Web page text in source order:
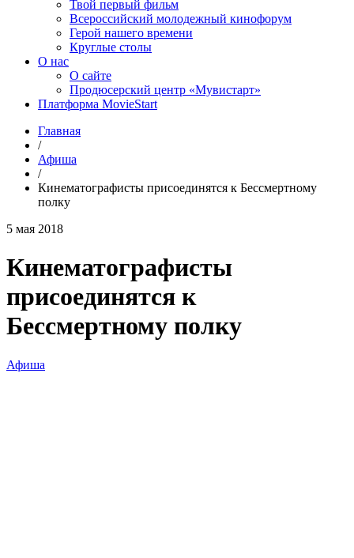
Твой первый фильм
Всероссийский молодежный кинофорум
Герой нашего времени
Круглые столы
О нас
О сайте
Продюсерский центр «Мувистарт»
Платформа MovieStart
Главная
/
Афиша
/
Кинематографисты присоединятся к Бессмертному
полку
5 мая 2018
Кинематографисты
присоединятся к
Бессмертному полку
Афиша